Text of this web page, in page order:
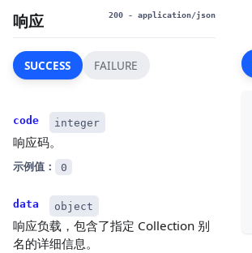
响应 200 - application/json
SUCCESS
code integer
响应码。
示例值： 0
data object
响应负载，包含了指定 Collection 别
名的详细信息。
FAILURE